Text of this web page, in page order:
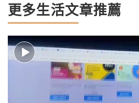
更多生活文章推薦